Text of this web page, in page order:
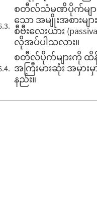
စတီလ်သံမဏိပိုက်မျာ
သော အမျိုးအစားမ
စီဗီးလေးယား
လိုအပ်ပါသလား။
စတီလ်ပိုက်များကို ထိ
အကြီးမားဆုံး အမှာ
နည်း။